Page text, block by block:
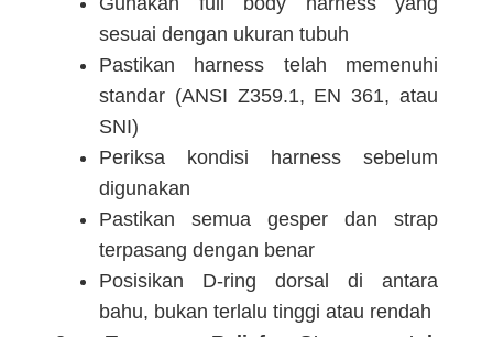
sesuai dengan ukuran tubuh
Pastikan harness telah memenuhi
standar (ANSI Z359.1, EN 361, atau
SNI)
Periksa kondisi harness sebelum
digunakan
Pastikan semua gesper dan strap
terpasang dengan benar
Posisikan D-ring dorsal di antara
bahu, bukan terlalu tinggi atau rendah